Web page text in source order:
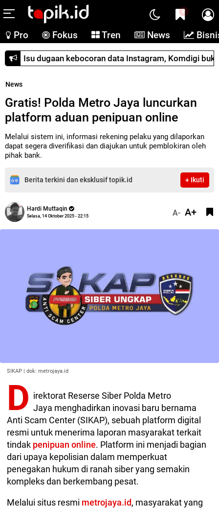
0
Pro Fokus Tren News
Isu dugaan kebocoran data Instagram, Komdigi
News
Gratis! Polda Metro Jaya luncurkan
platform aduan penipuan online
Melalui sistem ini, informasi rekening pelaku yang dilaporkan
dapat segera diverifikasi dan diajukan untuk pemblokiran oleh
pihak bank.
Berita terkini dan eksklusif topik.id + Ikuti
Hardi Muttaqin
Selasa, 14 Oktober 2025 - 22:15 A- A+
SIKAP | dok: metrojaya.id
D irektorat Reserse Siber Polda Metro
Jaya menghadirkan inovasi baru bernama
Anti Scam Center (SIKAP), sebuah platform digital
resmi untuk menerima laporan masyarakat terkait
tindak penipuan online. Platform ini menjadi bagian
dari upaya kepolisian dalam memperkuat
penegakan hukum di ranah siber yang semakin
kompleks dan berkembang pesat.
Melalui situs resmi metrojaya.id, masyarakat yang